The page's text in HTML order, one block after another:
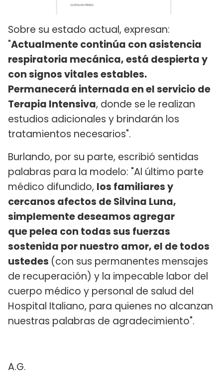
Sobre su estado actual, expresan:
"Actualmente continúa con asistencia
respiratoria mecánica, está despierta y
con signos vitales estables.
Permanecerá internada en el servicio de
Terapia Intensiva, donde se le realizan
estudios adicionales y brindarán los
tratamientos necesarios".
Burlando, por su parte, escribió sentidas
palabras para la modelo: "Al último parte
médico difundido, los familiares y
cercanos afectos de Silvina Luna,
simplemente deseamos agregar
que pelea con todas sus fuerzas
sostenida por nuestro amor, el de todos
ustedes (con sus permanentes mensajes
de recuperación) y la impecable labor del
cuerpo médico y personal de salud del
Hospital Italiano, para quienes no alcanzan
nuestras palabras de agradecimiento".
A.G.